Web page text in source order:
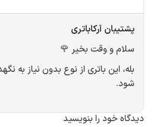
پشتیبان آرکاباتری
سلام و وقت بخیر 🌹
شود.
دیدگاه خود را بنویسید